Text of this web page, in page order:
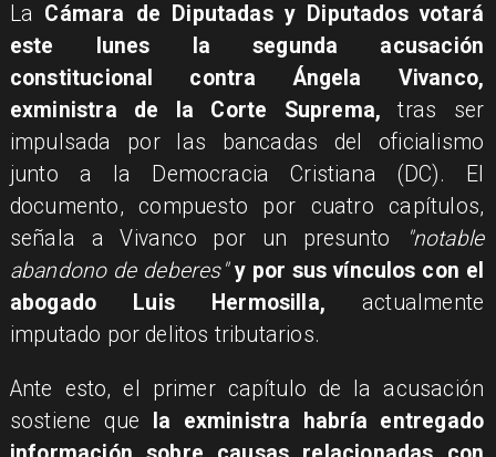
​La Cámara de Diputadas y Diputados votará
este lunes la segunda acusación
constitucional contra Ángela Vivanco,
exministra de la Corte Suprema, tras ser
impulsada por las bancadas del oficialismo
junto a la Democracia Cristiana (DC). El
documento, compuesto por cuatro capítulos,
señala a Vivanco por un presunto
"notable
abandono de deberes" y por sus vínculos con el
abogado Luis Hermosilla, actualmente
imputado por delitos tributarios.
Ante esto, el primer capítulo de la acusación
sostiene que
la exministra habría entregado